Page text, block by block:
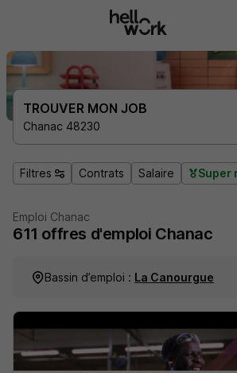
TROUVER MON JOB
Chanac 48230
Filtres Contrats Salaire Super
Emploi Chanac
611 offres d'emploi Chanac
Bassin d’emploi : La Canourgue